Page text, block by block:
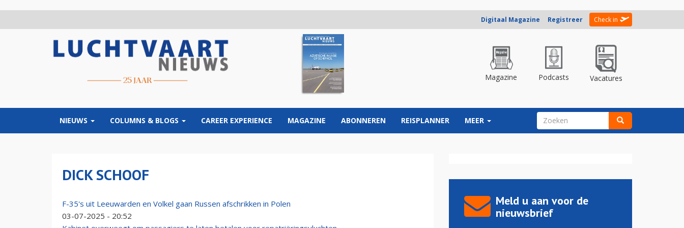
Digitaal Magazine Registreer Check in
Magazine Podcasts Vacatures
NIEUWS COLUMNS & BLOGS CAREER EXPERIENCE MAGAZINE ABONNEREN REISPLANNER MEER ZOEKVELD
DICK SCHOOF
F-35's uit Leeuwarden en Volkel gaan Russen afschrikken in Polen
03-07-2025 - 20:52
Meld u aan voor de
nieuwsbrief